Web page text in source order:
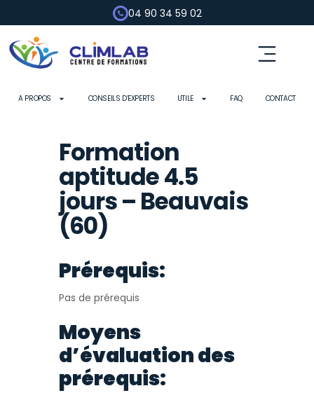
04 90 34 59 02
A PROPOS CONSEILS D’EXPERTS UTILE FAQ CONTACT
Formation
aptitude 4.5
jours – Beauvais
(60)
Prérequis:
Pas de prérequis
Moyens
d’évaluation des
prérequis: